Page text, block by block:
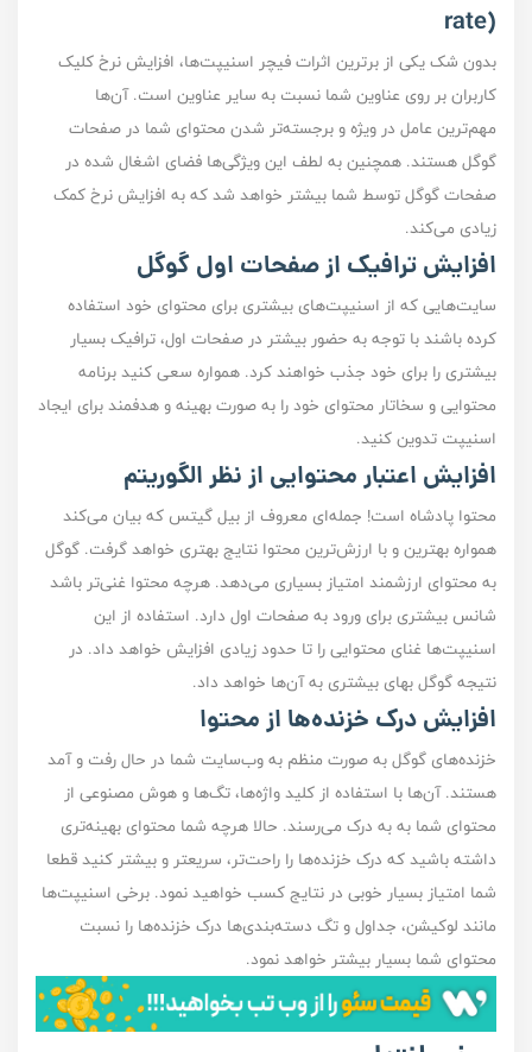
rate)
بدون شک یکی از برترین اثرات فیچر اسنیپت‌ها، افزایش نرخ کلیک
کاربران بر روی عناوین شما نسبت به سایر عناوین است. آن‌ها
مهم‌ترین عامل در ویژه و برجسته‌تر شدن محتوای شما در صفحات
گوگل هستند. همچنین به لطف این ویژگی‌ها فضای اشغال شده در
صفحات گوگل توسط شما بیشتر خواهد شد که به افزایش نرخ کمک
زیادی می‌کند.
افزایش ترافیک از صفحات اول گوگل
سایت‌هایی که از اسنیپت‌های بیشتری برای محتوای خود استفاده
کرده باشند با توجه به حضور بیشتر در صفحات اول، ترافیک بسیار
بیشتری را برای خود جذب خواهند کرد. همواره سعی کنید برنامه
محتوایی و سخاتار محتوای خود را به صورت بهینه و هدفمند برای ایجاد
اسنیپت تدوین کنید.
افزایش اعتبار محتوایی از نظر الگوریتم
محتوا پادشاه است‌! جمله‌ای معروف از بیل گیتس که بیان می‌کند
همواره بهترین و با ارزش‌ترین محتوا نتایج بهتری خواهد گرفت. گوگل
به محتوا‌ی ارزشمند امتیاز بسیاری می‌دهد. هرچه محتوا غنی‌تر باشد
شانس بیشتری برای ورود به صفحات اول دارد. استفاده از این
اسنیپت‌ها غنای محتوایی را تا حدود زیادی افزایش خواهد داد. در
نتیجه گوگل بهای بیشتری به آن‌ها خواهد داد.
افزایش درک‌ خزنده‌ها از محتوا
خزنده‌های گوگل به صورت منظم به وب‌سایت شما در حال رفت و آمد
هستند. آن‌ها با استفاده از کلید واژه‌ها، تگ‌ها و هوش مصنوعی از
محتوای شما به به درک می‌رسند. حالا هرچه شما محتوای بهینه‌تری
داشته باشید که درک خزنده‌ها را راحت‌تر، سریعتر و بیشتر کنید قطعا
شما امتیاز بسیار خوبی در نتایج کسب خواهید نمود. برخی اسنیپت‌ها
مانند لوکیشن، جداول و تگ دسته‌بندی‌ها درک خزنده‌ها را نسبت
محتوای شما بسیار بیشتر خواهد نمود.